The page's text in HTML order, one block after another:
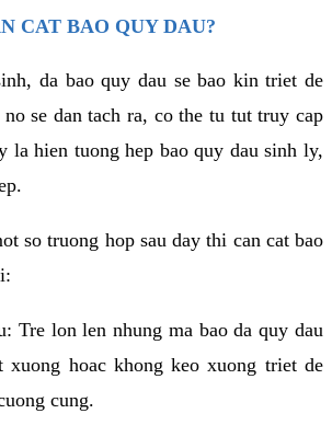
CAT BAO QUY DAU?
da bao quy dau se bao kin triet de
se dan tach ra, co the tu tut truy cap
la hien tuong hep bao quy dau sinh ly,
so truong hop sau day thi can cat bao
Tre lon len nhung ma bao da quy dau
xuong hoac khong keo xuong triet de
cung.